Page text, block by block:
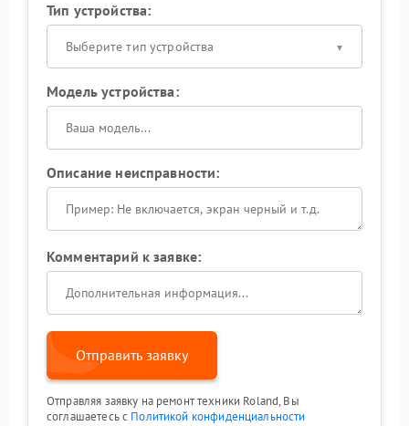
Тип устройства:
Выберите тип устройства
Модель устройства:
Описание неисправности:
Комментарий к заявке:
Отправить заявку
Отправляя заявку на ремонт техники Roland, Вы
соглашаетесь с Политикой конфиденциальности